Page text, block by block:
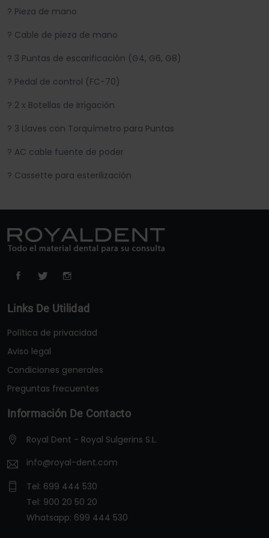
? Pieza de mano
? Cable de pieza de mano
? 3 Puntas de escarificación (G4, G6, G8)
? Pedal de control (FC-70)
? 2 x Botellas de Irrigación
? 3 Llaves con Torquímetro para Puntas
? AC cable fuente de poder
? Cassette para esterilización
Links De Utilidad
Política de privacidad
Aviso legal
Condiciones generales
Preguntas frecuentes
Información De Contacto
Royal Dent - Royal Sulgerins S.L.
info@royal-dent.com
Tel: 699 444 530
Tel: 900 20 50 20
Whatsapp: 699 444 530